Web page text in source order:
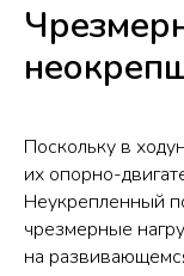
Поскольку в
их опорно-
Неукрепленный
чрезмерные
на